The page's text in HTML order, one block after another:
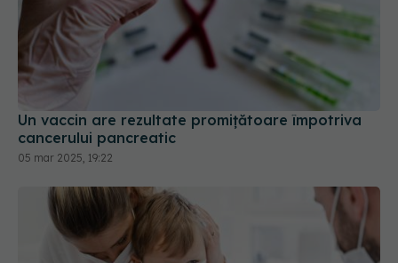
Un vaccin are rezultate promițătoare împotriva
cancerului pancreatic
05 mar 2025, 19:22